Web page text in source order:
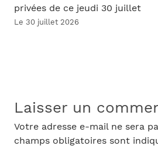
privées de ce jeudi 30 juillet
Le 30 juillet 2026
Laisser un
Votre adresse e-mail ne sera
champs obligatoires sont